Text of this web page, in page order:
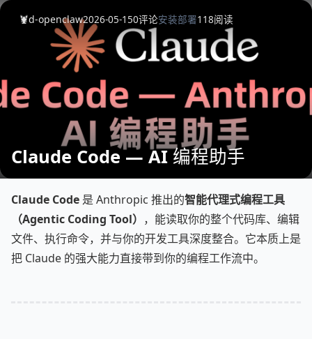
🦞d-openclaw2026-05-150评论安装部署118阅读
Claude Code — AI 编程助手
Claude Code 是 Anthropic 推出的智能代理式编程工具
（Agentic Coding Tool） ，能读取你的整个代码库、编辑
文件、执行命令，并与你的开发工具深度整合。它本质上是
把 Claude 的强大能力直接带到你的编程工作流中。